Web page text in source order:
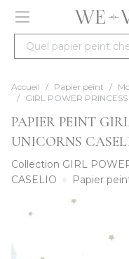
Allez au contenu
Quel papier peint
Accueil / Papier peint /
/ GIRL POWER
PAPIER PEINT
UNICORNS
Collection GIRL
CASELIO
Papier